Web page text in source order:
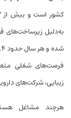
به‌دلیل زیرساخت‌های
فرصت‌های شغلی
زیبایی، شرکت‌های
هرچند مشاغل